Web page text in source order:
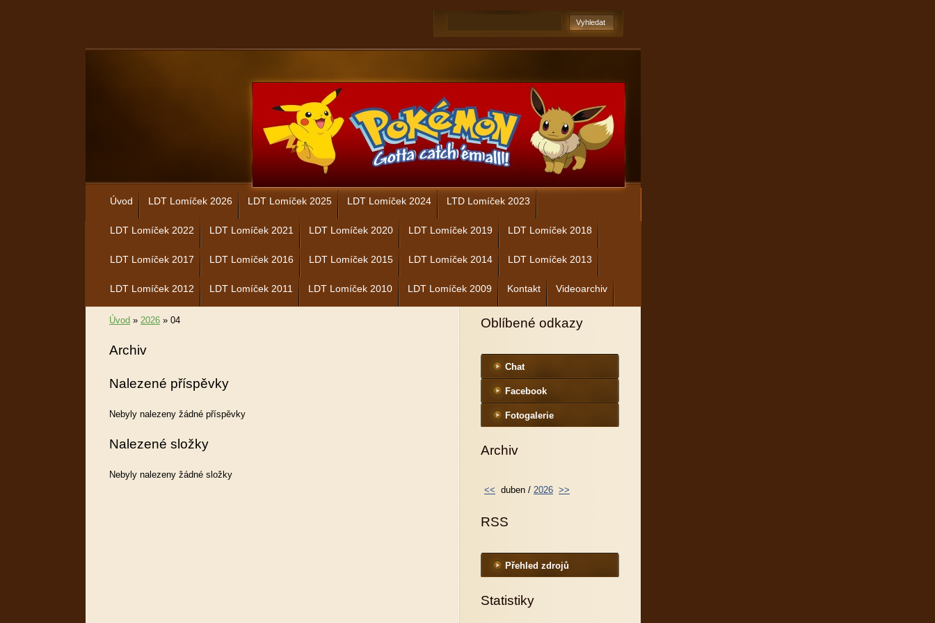
Úvod LDT Lomíček 2026 LDT Lomíček 2025 LDT Lomíček 2024 LTD Lomíček 2023
LDT Lomíček 2022 LDT Lomíček 2021 LDT Lomíček 2020 LDT Lomíček 2019 LDT Lomíček 2018
LDT Lomíček 2017 LDT Lomíček 2016 LDT Lomíček 2015 LDT Lomíček 2014 LDT Lomíček 2013
LDT Lomíček 2012 LDT Lomíček 2011 LDT Lomíček 2010 LDT Lomíček 2009 Kontakt Videoarchiv
Úvod » 2026 » 04
Archiv
Nalezené příspěvky
Nebyly nalezeny žádné příspěvky
Nalezené složky
Nebyly nalezeny žádné složky
Oblíbené odkazy
Chat
Facebook
Fotogalerie
Archiv
<< duben / 2026 >>
RSS
Přehled zdrojů
Statistiky